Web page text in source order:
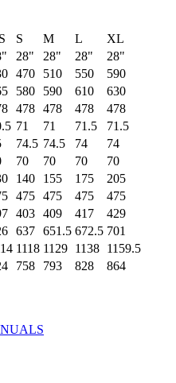
S M L
XL
28" 28" 28"
28"
470 510 550
590
580 590 610
630
478 478 478
478
71 71 71.5
71.5
74.5 74.5 74
74
70 70 70
70
140 155 175
205
475 475 475
475
403 409 417
429
637 651.5 672.5 701
1118 1129 1138 1159.5
758 793 828 864